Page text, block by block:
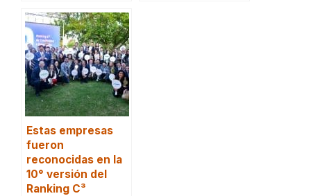
Estas empresas
fueron
reconocidas en la
10° versión del
Ranking C³